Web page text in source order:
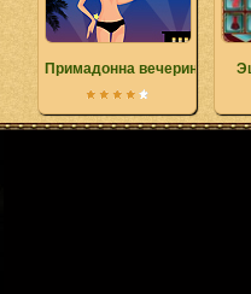
Примадонна вечеринки